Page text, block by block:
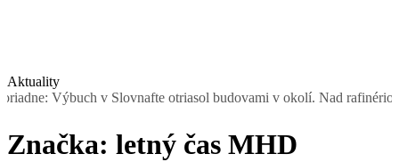
Aktuality
Výbuch v Slovnafte otriasol budovami v okolí. Nad rafinériou
Značka: letný čas MHD